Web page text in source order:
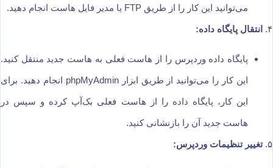
می‌توانید این کار را از طریق FTP یا مدیر فایل هاست انجام دهید.
۴. انتقال پایگاه داده:
پایگاه داده وردپرس را از هاست فعلی به هاست جدید منتقل کنید.
این کار را می‌توانید از طریق ابزار phpMyAdmin انجام دهید. برای
این کار، پایگاه داده را از هاست فعلی بک‌آپ کرده و سپس در
هاست جدید آن را بازنشانی کنید.
۵. تغییر تنظیمات وردپرس: